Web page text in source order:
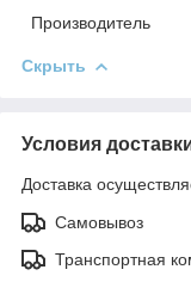
Производитель
Скрыть
Условия
Доставка
Самовывоз
Транспортная